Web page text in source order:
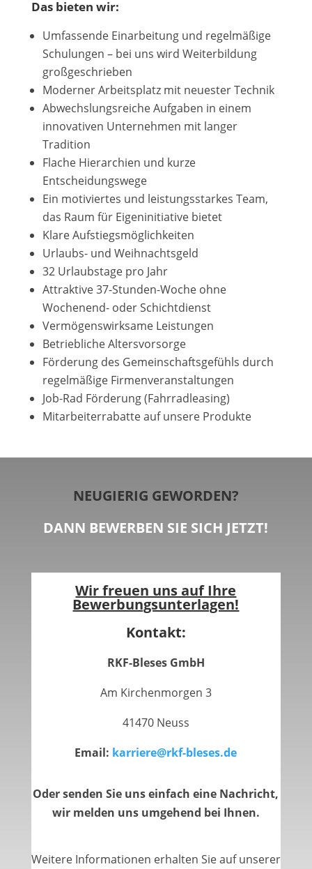
Das bieten wir:
Umfassende Einarbeitung und regelmäßige
Schulungen – bei uns wird Weiterbildung
großgeschrieben
Moderner Arbeitsplatz mit neuester Technik
Abwechslungsreiche Aufgaben in einem
innovativen Unternehmen mit langer
Tradition
Flache Hierarchien und kurze
Entscheidungswege
Ein motiviertes und leistungsstarkes Team,
das Raum für Eigeninitiative bietet
Klare Aufstiegsmöglichkeiten
Urlaubs- und Weihnachtsgeld
32 Urlaubstage pro Jahr
Attraktive 37-Stunden-Woche ohne
Wochenend- oder Schichtdienst
Vermögenswirksame Leistungen
Betriebliche Altersvorsorge
Förderung des Gemeinschaftsgefühls durch
regelmäßige Firmenveranstaltungen
Job-Rad Förderung (Fahrradleasing)
Mitarbeiterrabatte auf unsere Produkte
NEUGIERIG GEWORDEN?
DANN BEWERBEN SIE SICH JETZT!
Wir freuen uns auf Ihre
Bewerbungsunterlagen!
Kontakt:
RKF-Bleses GmbH
Am Kirchenmorgen 3
41470 Neuss
Email: karriere@rkf-bleses.de
Oder senden Sie uns einfach eine Nachricht,
wir melden uns umgehend bei Ihnen.
Weitere Informationen erhalten Sie auf unserer